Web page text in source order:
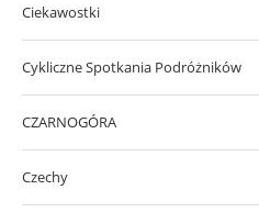
Ciekawostki
Cykliczne Spotkania Podróżników
CZARNOGÓRA
Czechy